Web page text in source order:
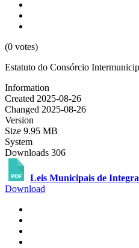
(0 votes)
Estatuto do Consórcio
Information
Created 2025-08-26
Changed 2025-08-26
Version
Size 9.95 MB
System
Downloads 306
Leis Municipais de
Download